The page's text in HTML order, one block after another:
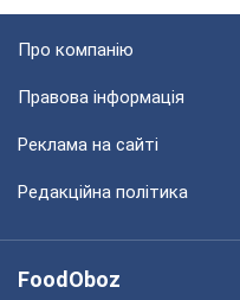
Про компанію
Правова інформація
Реклама на сайті
Редакційна політика
FoodOboz